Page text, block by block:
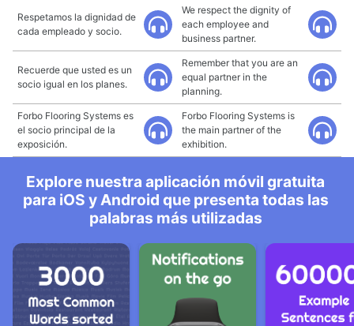
Respetamos la dignidad de
cada empleado y socio.
We respect the dignity of
each employee and
business partner.
Recuerde que usted es un
socio igual en los planes.
Remember that you are an
equal partner in the
planning.
Forbo Flooring Systems es
el socio principal de la
exposición.
Forbo Flooring Systems is
the main partner of the
exhibition.
Explore nuestra aplicación móvil gratuita
para iOS y Android que presenta todas las
palabras más utilizadas